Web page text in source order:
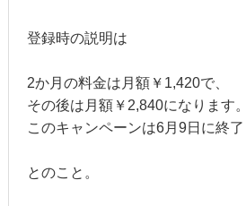
登録時の説明は
2か月の料金は月額￥1,420で、
その後は月額￥2,840になります。
このキャンペーンは6月9日に終了
とのこと。